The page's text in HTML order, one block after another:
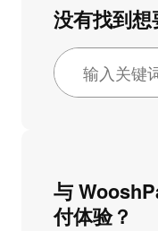
没有找到想
与
付体验？